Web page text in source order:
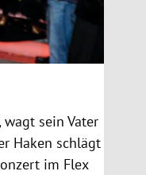
sein Vater
Haken schlägt
im Flex